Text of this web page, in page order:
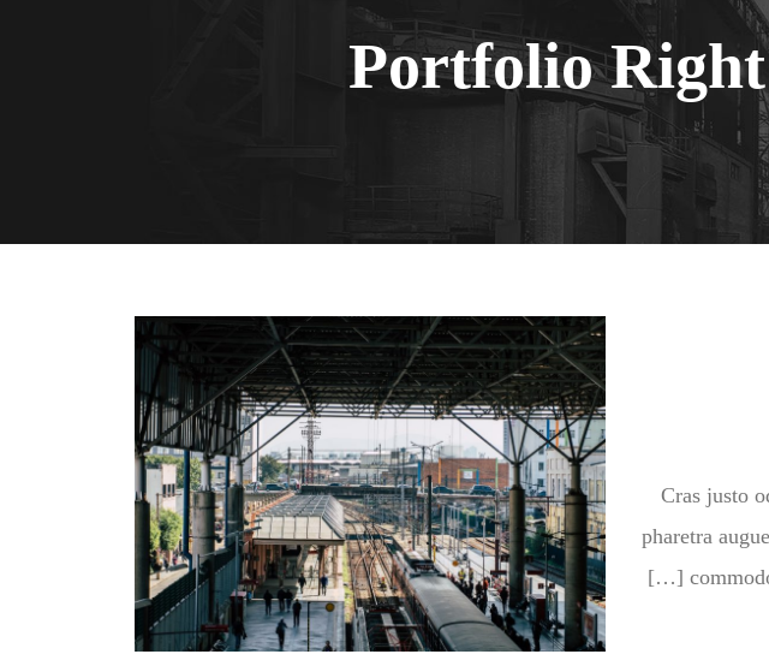
Portfolio
Cras justo
pharetra